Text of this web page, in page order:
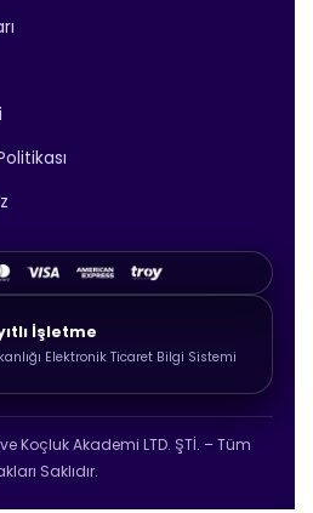
İşletme
Elektronik Ticaret Bilgi Sistemi
Koçluk Akademi LTD. ŞTİ. – Tüm
Saklıdır.